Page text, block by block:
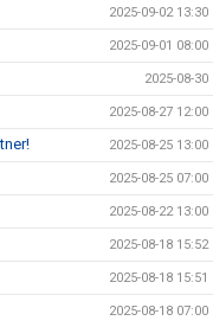
2025-09-02 13:30
2025-09-01 08:00
2025-08-30
2025-08-27 12:00
2025-08-25 13:00
2025-08-25 07:00
2025-08-22 13:00
2025-08-18 15:52
2025-08-18 15:51
2025-08-18 07:00